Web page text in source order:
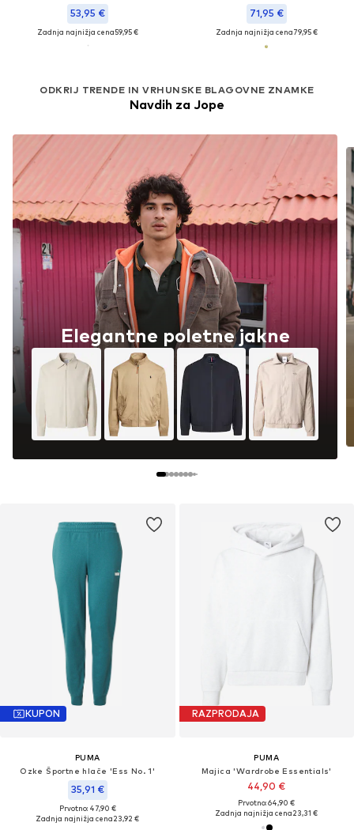
53,95 €
Zadnja najnižja cena59,95 €
ODKRIJ TRENDE IN VRHUNSKE BLAGOVNE ZNAMKE
Navdih za Jope
Elegantne poletne jakne
71,95 €
Zadnja najnižja cena79,95 €
KUPON
PUMA
Ozke Športne hlače 'Ess No. 1'
35,91 €
Prvotno: 47,90 €
Zadnja najnižja cena23,92 €
RAZPRODAJA
PUMA
Majica 'Wardrobe Essentials'
44,90 €
Prvotno: 64,90 €
Zadnja najnižja cena23,31 €